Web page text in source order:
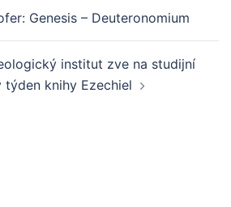
Genesis – Deuteronomium
institut zve na studijní
týden knihy Ezechiel